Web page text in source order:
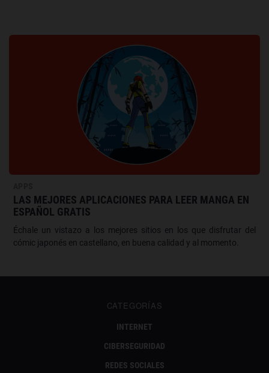
LAS MEJORES APLICACIONES PARA LEER MANGA EN
ESPAÑOL GRATIS
Échale un vistazo a los mejores sitios en los que disfrutar del
cómic japonés en castellano, en buena calidad y al momento.
CATEGORÍAS
INTERNET
CIBERSEGURIDAD
REDES SOCIALES